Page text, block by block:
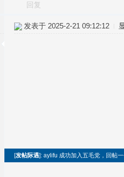
回复
发表于 2025-2-21 09:12:12
[发帖际遇]: aylifu 成功加入五毛党，回帖